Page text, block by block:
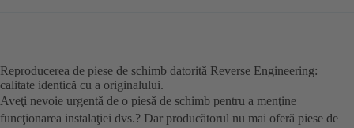
Reproducerea de piese de schimb datorită Reverse Engineering:
calitate identică cu a originalului.
Aveţi nevoie urgentă de o piesă de schimb pentru a menţine
funcţionarea instalaţiei dvs.? Dar producătorul nu mai oferă piese de